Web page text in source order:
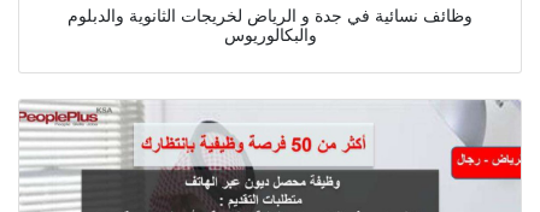
وظائف نسائية في جدة و الرياض لخريجات الثانوية والدبلوم
والبكالوريوس